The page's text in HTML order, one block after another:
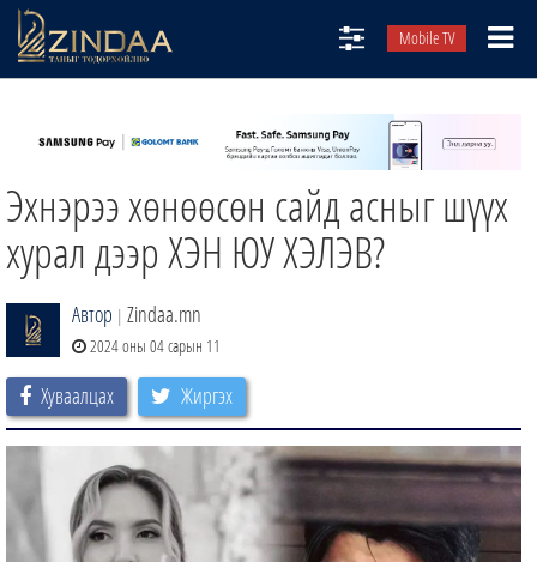
Mobile TV
ТВ8
ӨГЛӨӨНИЙ СОНИН
АУДИО ЗОХИОЛ
ЗИНДАА СЭТГҮҮЛ
Эхнэрээ хөнөөсөн сайд асныг шүүх
хурал дээр ХЭН ЮУ ХЭЛЭВ?
Автор | Zindaa.mn
2024 оны 04 сарын 11
Хуваалцах Жиргэх